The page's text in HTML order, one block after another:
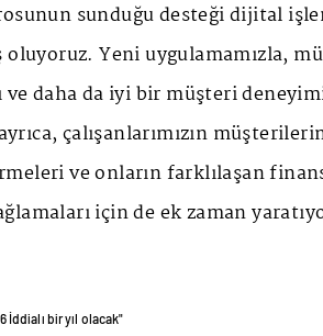
sunduğu desteği dijital
Yeni uygulamamızla,
ve daha da iyi bir müşteri
çalışanlarımızın
ve onların farklılaşan
için de ek zaman
İddialı bir yıl olacak"